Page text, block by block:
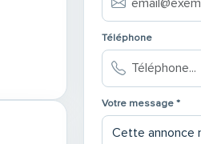
Téléphone
Votre message *